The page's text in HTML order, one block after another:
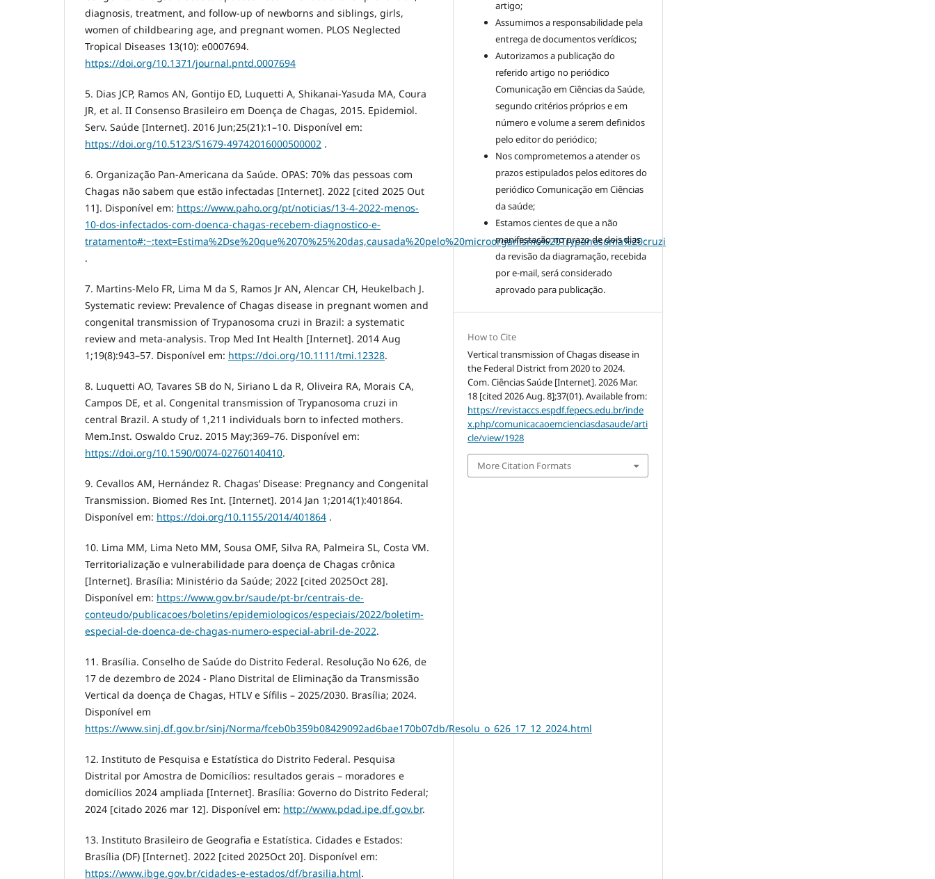
diagnosis, treatment, and follow-up of newborns and siblings, girls,
women of childbearing age, and pregnant women. PLOS Neglected
Tropical Diseases 13(10): e0007694.
https://doi.org/10.1371/journal.pntd.0007694
5. Dias JCP, Ramos AN, Gontijo ED, Luquetti A, Shikanai-Yasuda MA, Coura
JR, et al. II Consenso Brasileiro em Doença de Chagas, 2015. Epidemiol.
Serv. Saúde [Internet]. 2016 Jun;25(21):1–10. Disponível em:
https://doi.org/10.5123/S1679-49742016000500002 .
6. Organização Pan-Americana da Saúde. OPAS: 70% das pessoas com
Chagas não sabem que estão infectadas [Internet]. 2022 [cited 2025 Out
11]. Disponível em: https://www.paho.org/pt/noticias/13-4-2022-menos-
10-dos-infectados-com-doenca-chagas-recebem-diagnostico-e-
tratamento#:~:text=Estima%2Dse%20que%2070%25%20das,causada%20pelo%20microorganismo%20Trypanosoma%20cruzi
.
7. Martins-Melo FR, Lima M da S, Ramos Jr AN, Alencar CH, Heukelbach J.
Systematic review: Prevalence of Chagas disease in pregnant women and
congenital transmission of Trypanosoma cruzi in Brazil: a systematic
review and meta-analysis. Trop Med Int Health [Internet]. 2014 Aug
1;19(8):943–57. Disponível em: https://doi.org/10.1111/tmi.12328.
8. Luquetti AO, Tavares SB do N, Siriano L da R, Oliveira RA, Morais CA,
Campos DE, et al. Congenital transmission of Trypanosoma cruzi in
central Brazil. A study of 1,211 individuals born to infected mothers.
Mem.Inst. Oswaldo Cruz. 2015 May;369–76. Disponível em:
https://doi.org/10.1590/0074-02760140410.
9. Cevallos AM, Hernández R. Chagas’ Disease: Pregnancy and Congenital
Transmission. Biomed Res Int. [Internet]. 2014 Jan 1;2014(1):401864.
Disponível em: https://doi.org/10.1155/2014/401864 .
10. Lima MM, Lima Neto MM, Sousa OMF, Silva RA, Palmeira SL, Costa VM.
Territorialização e vulnerabilidade para doença de Chagas crônica
[Internet]. Brasília: Ministério da Saúde; 2022 [cited 2025Oct 28].
Disponível em: https://www.gov.br/saude/pt-br/centrais-de-
conteudo/publicacoes/boletins/epidemiologicos/especiais/2022/boletim-
especial-de-doenca-de-chagas-numero-especial-abril-de-2022.
11. Brasília. Conselho de Saúde do Distrito Federal. Resolução No 626, de
17 de dezembro de 2024 - Plano Distrital de Eliminação da Transmissão
Vertical da doença de Chagas, HTLV e Sífilis – 2025/2030. Brasília; 2024.
Disponível em
https://www.sinj.df.gov.br/sinj/Norma/fceb0b359b08429092ad6bae170b07db/Resolu_o_626_17_12_2024.html
12. Instituto de Pesquisa e Estatística do Distrito Federal. Pesquisa
Distrital por Amostra de Domicílios: resultados gerais – moradores e
domicílios 2024 ampliada [Internet]. Brasília: Governo do Distrito Federal;
2024 [citado 2026 mar 12]. Disponível em: http://www.pdad.ipe.df.gov.br.
13. Instituto Brasileiro de Geografia e Estatística. Cidades e Estados:
Brasília (DF) [Internet]. 2022 [cited 2025Oct 20]. Disponível em:
https://www.ibge.gov.br/cidades-e-estados/df/brasilia.html.
artigo;
Assumimos a responsabilidade pela
entrega de documentos verídicos;
Autorizamos a publicação do
referido artigo no periódico
Comunicação em Ciências da Saúde,
segundo critérios próprios e em
número e volume a serem definidos
pelo editor do periódico;
Nos comprometemos a atender os
prazos estipulados pelos editores do
periódico Comunicação em Ciências
da saúde;
Estamos cientes de que a não
manifestação no prazo de dois dias
da revisão da diagramação, recebida
por e-mail, será considerado
aprovado para publicação.
How to Cite
Vertical transmission of Chagas disease in
the Federal District from 2020 to 2024.
Com. Ciências Saúde [Internet]. 2026 Mar.
18 [cited 2026 Aug. 8];37(01). Available from:
https://revistaccs.espdf.fepecs.edu.br/inde
x.php/comunicacaoemcienciasdasaude/arti
cle/view/1928
More Citation Formats